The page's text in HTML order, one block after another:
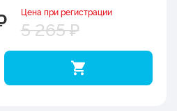
Цена при регистрации
5 265 ₽